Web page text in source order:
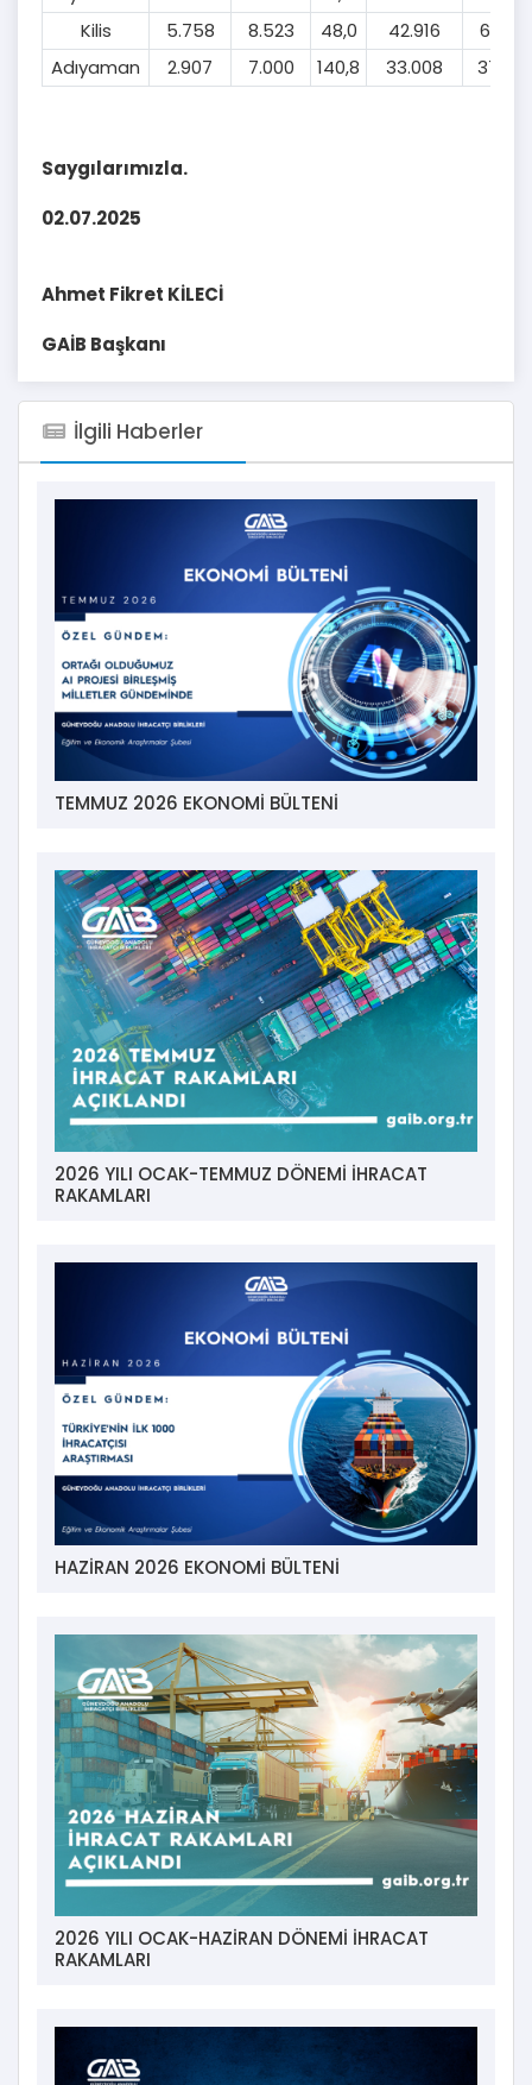
Kilis
5.758 8.523 48,0 42.916
61.304
Adıyaman
2.907 7.000 140,8 33.008
Saygılarımızla.
02.07.2025
Ahmet Fikret KİLECİ
GAİB Başkanı
İlgili Haberler
TEMMUZ 2026 EKONOMİ BÜLTENİ
2026 YILI OCAK-TEMMUZ DÖNEMİ İHRACAT
RAKAMLARI
HAZİRAN 2026 EKONOMİ BÜLTENİ
2026 YILI OCAK-HAZİRAN DÖNEMİ İHRACAT
RAKAMLARI